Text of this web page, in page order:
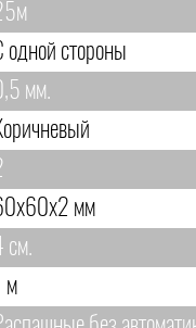
одной стороны
мм.
мм
см.
1 м